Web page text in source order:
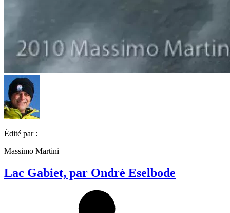
Édité par :
Massimo Martini
Lac Gabiet, par Ondrè Eselbode